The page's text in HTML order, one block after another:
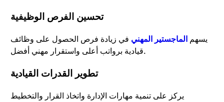
تحسين الفرص الوظيفية
يسهم الماجستير المهني في زيادة فرص الحصول على وظائف
قيادية برواتب أعلى واستقرار مهني أفضل.
تطوير القدرات القيادية
يركز على تنمية مهارات الإدارة واتخاذ القرار والتخطيط